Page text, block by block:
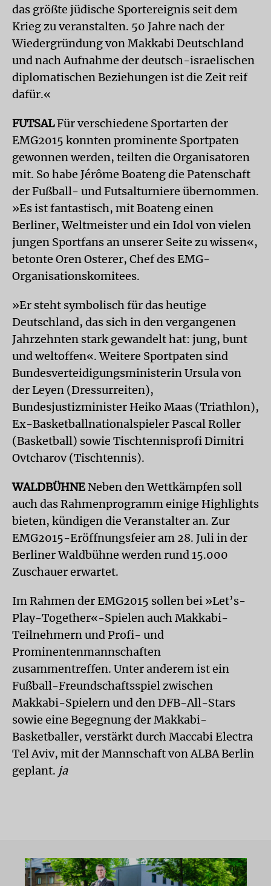
das größte jüdische Sportereignis seit dem
Krieg zu veranstalten. 50 Jahre nach der
Wiedergründung von Makkabi Deutschland
und nach Aufnahme der deutsch-israelischen
diplomatischen Beziehungen ist die Zeit reif
dafür.«
FUTSALFür verschiedene Sportarten der
EMG2015 konnten prominente Sportpaten
gewonnen werden, teilten die Organisatoren
mit. So habe Jérôme Boateng die Patenschaft
der Fußball- und Futsalturniere übernommen.
»Es ist fantastisch, mit Boateng einen
Berliner, Weltmeister und ein Idol von vielen
jungen Sportfans an unserer Seite zu wissen«,
betonte Oren Osterer, Chef des EMG-
Organisationskomitees.
»Er steht symbolisch für das heutige
Deutschland, das sich in den vergangenen
Jahrzehnten stark gewandelt hat: jung, bunt
und weltoffen«. Weitere Sportpaten sind
Bundesverteidigungsministerin Ursula von
der Leyen (Dressurreiten),
Bundesjustizminister Heiko Maas (Triathlon),
Ex-Basketballnationalspieler Pascal Roller
(Basketball) sowie Tischtennisprofi Dimitri
Ovtcharov (Tischtennis).
WALDBÜHNE Neben den Wettkämpfen soll
auch das Rahmenprogramm einige Highlights
bieten, kündigen die Veranstalter an. Zur
EMG2015-Eröffnungsfeier am 28. Juli in der
Berliner Waldbühne werden rund 15.000
Zuschauer erwartet.
Im Rahmen der EMG2015 sollen bei »Let’s-
Play-Together«-Spielen auch Makkabi-
Teilnehmern und Profi- und
Prominentenmannschaften
zusammentreffen. Unter anderem ist ein
Fußball-Freundschaftsspiel zwischen
Makkabi-Spielern und den DFB-All-Stars
sowie eine Begegnung der Makkabi-
Basketballer, verstärkt durch Maccabi Electra
Tel Aviv, mit der Mannschaft von ALBA Berlin
geplant. ja